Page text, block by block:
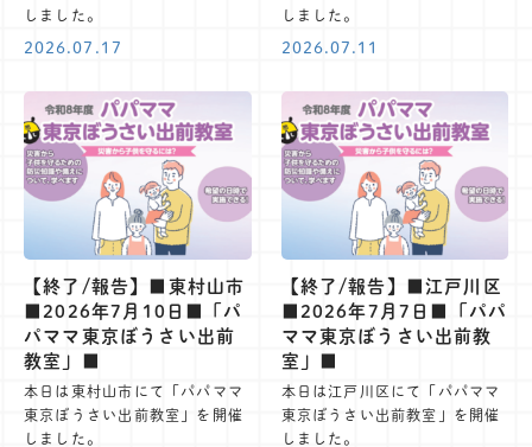
しました。
2026.07.17
しました。
2026.07.11
【終了/報告】■東村山市
■2026年7月10日■「パ
パママ東京ぼうさい出前
教室」■
本日は東村山市にて「パパママ
東京ぼうさい出前教室」を開催
しました。
【終了/報告】■江戸川区
■2026年7月7日■「パパ
ママ東京ぼうさい出前教
室」■
本日は江戸川区にて「パパママ
東京ぼうさい出前教室」を開催
しました。